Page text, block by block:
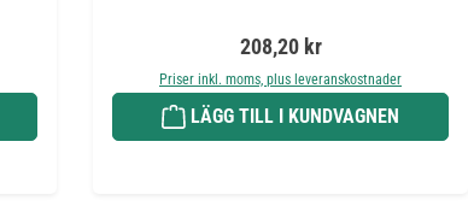
Ordinarie pris:
208,20 kr
Priser inkl. moms, plus leveranskostnader
LÄGG TILL I KUNDVAGNEN